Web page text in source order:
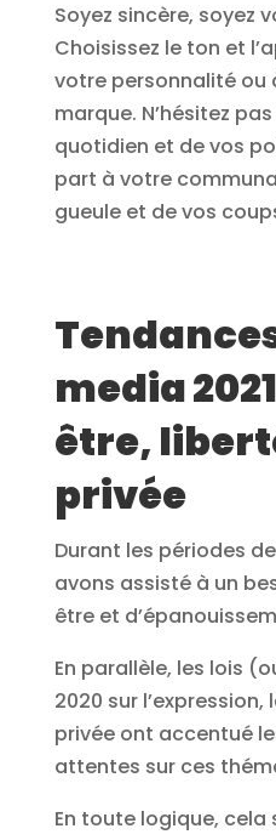
Soyez sincère, soyez
Choisissez le ton et
votre personnalité ou
marque. N’hésitez
quotidien et de vos
part à votre
gueule et de vos
media
être,
privée
Durant les périodes
avons assisté à un
être et
En parallèle, les lois
2020 sur
privée ont accentué
attentes sur ces
En toute logique, cela